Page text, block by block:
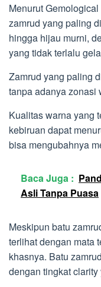
Menurut
zamrud yang paling
hingga hijau murni,
yang tidak terlalu
Zamrud yang paling
tanpa adanya zonasi
Kualitas warna yang
kebiruan dapat
bisa mengubahnya
Baca Juga :
Asli Tanpa Puasa
Meskipun batu
terlihat dengan mata
khasnya. Batu
dengan tingkat